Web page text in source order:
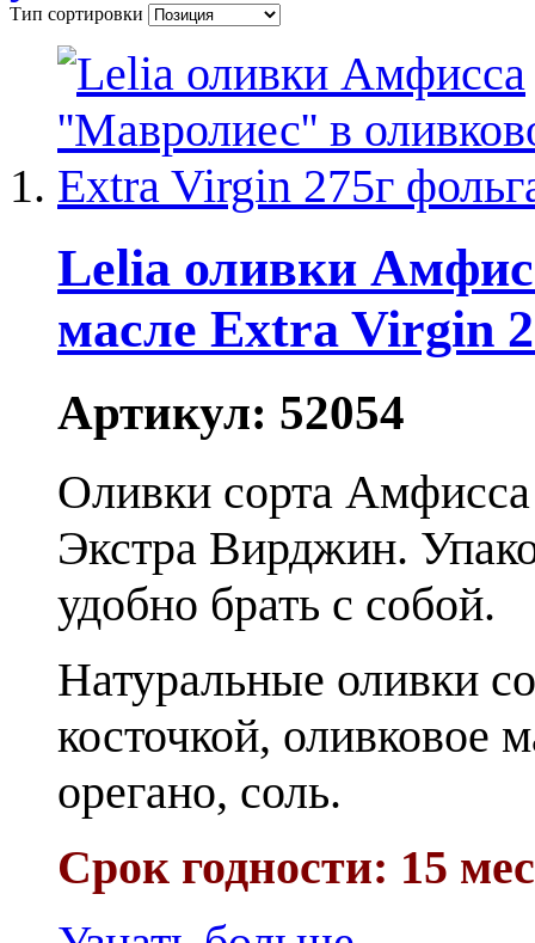
Тип сортировки
Lelia оливки
масле Extra Virgin
Артикул: 52054
Оливки сорта
Экстра Вирджин.
удобно брать с собой.
Натуральные оливки
косточкой, оливковое
орегано, соль.
Срок годности: 15